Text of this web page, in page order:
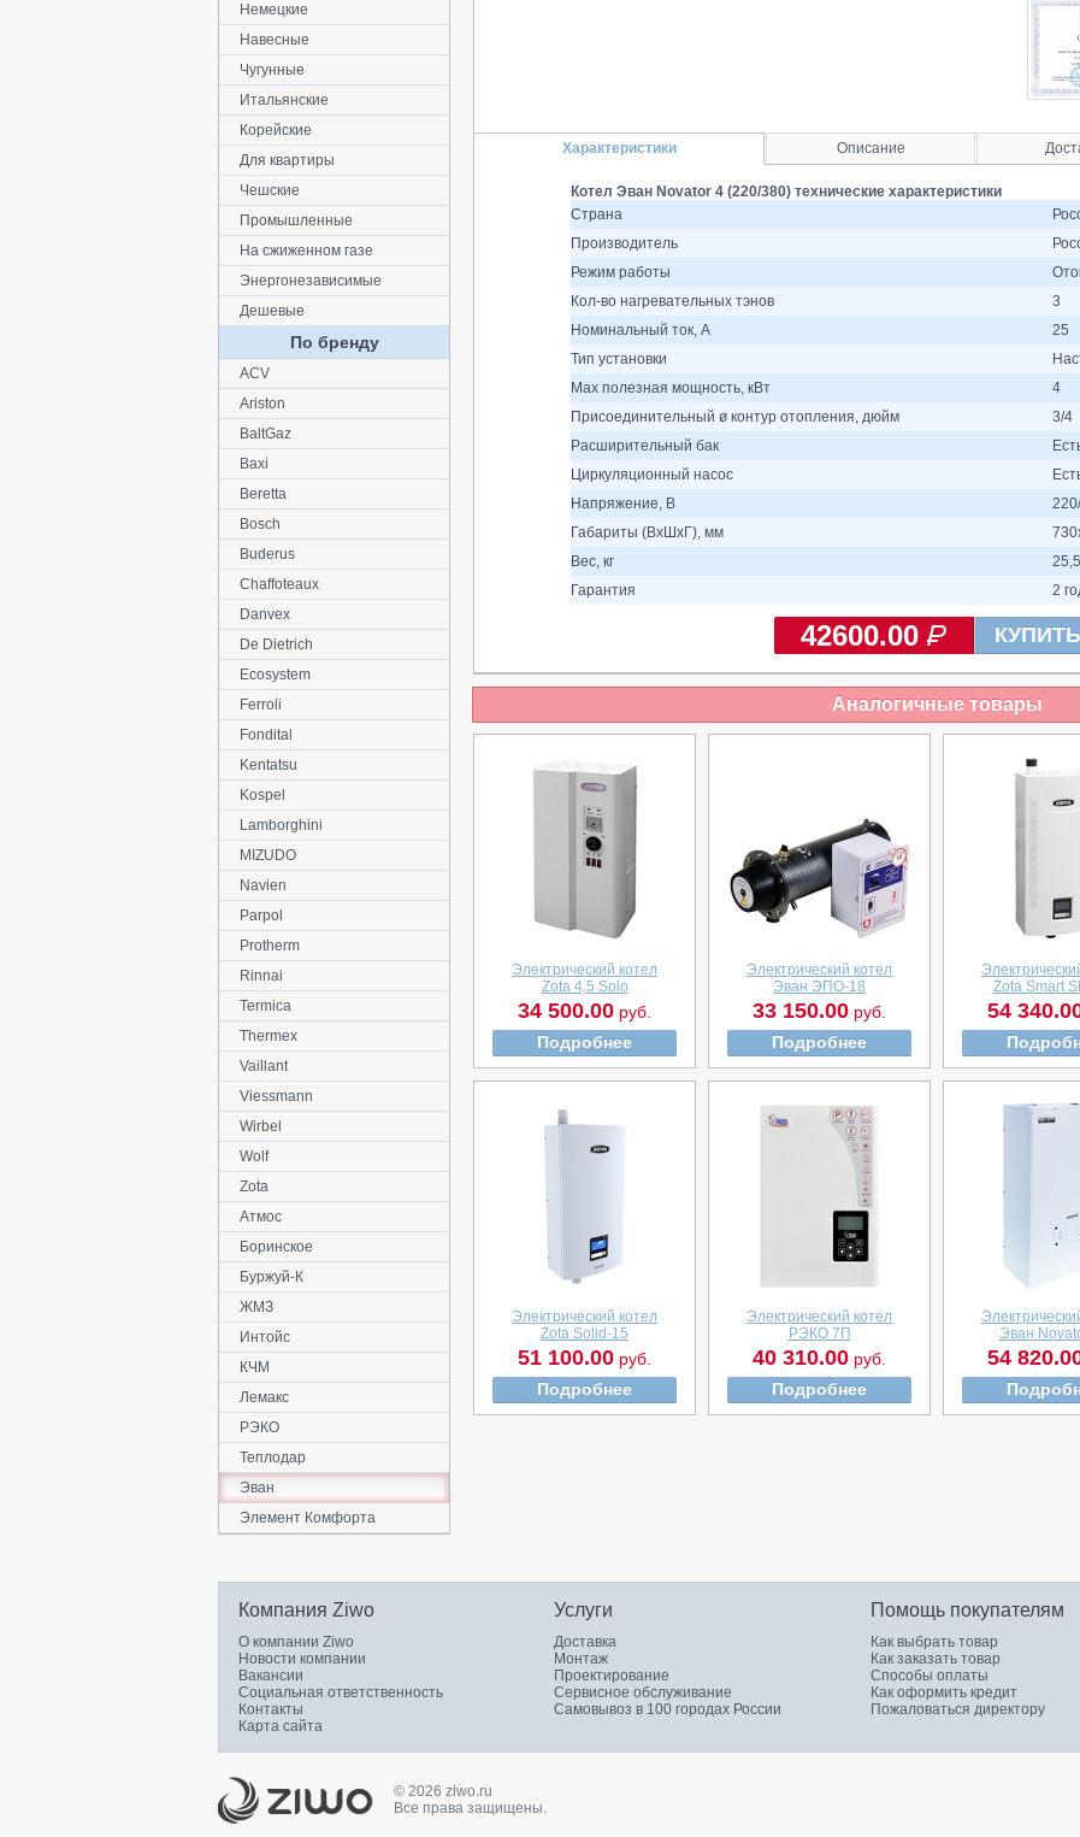
Характеристики Описание
Котел Эван Novator 4 (220/380) технические характеристики
Страна
Производитель
Режим работы
Кол-во нагревательных тэнов
3
Номинальный ток, A
25
Тип установки
Max полезная мощность, кВт
4
Присоединительный ø контур отопления, дюйм
3/4
Расширительный бак
Циркуляционный насос
Напряжение, В
Габариты (ВхШхГ), мм
Вес, кг
25,5
Гарантия
2
42600.00 КУПИТЬ
Аналогичные товары
Электрический котел
Zota 4,5 Solo
34 500.00 руб.
Подробнее
Электрический котел
Эван ЭПО-18
33 150.00 руб.
Подробнее
Zota Smart
54
Электрический котел
Zota Solid-15
51 100.00 руб.
Подробнее
Электрический котел
РЭКО 7П
40 310.00 руб.
Подробнее
Эван
54
Немецкие
Навесные
Чугунные
Итальянские
Корейские
Для квартиры
Чешские
Промышленные
На сжиженном газе
Энергонезависимые
Дешевые
По бренду
ACV
Ariston
BaltGaz
Baxi
Beretta
Bosch
Buderus
Chaffoteaux
Danvex
De Dietrich
Ecosystem
Ferroli
Fondital
Kentatsu
Kospel
Lamborghini
MIZUDO
Navien
Parpol
Protherm
Rinnai
Termica
Thermex
Vaillant
Viessmann
Wirbel
Wolf
Zota
Атмос
Боринское
Буржуй-К
ЖМЗ
Интойс
КЧМ
Лемакс
РЭКО
Теплодар
Эван
Элемент Комфорта
Компания Ziwo
О компании Ziwo
Новости компании
Вакансии
Социальная ответственность
Контакты
Карта сайта
Услуги
Доставка
Монтаж
Проектирование
Сервисное обслуживание
Самовывоз в 100 городах России
Помощь покупателям
Как выбрать товар
Как заказать товар
Способы оплаты
Как оформить кредит
Пожаловаться директору
© 2026 ziwo.ru
Все права защищены.